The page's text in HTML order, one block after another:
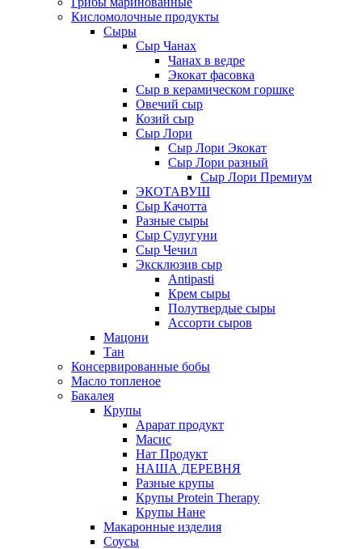
Кисломолочные продукты
Сыры
Сыр Чанах
Чанах в ведре
Экокат фасовка
Сыр в керамическом горшке
Овечий сыр
Козий сыр
Сыр Лори
Сыр Лори Экокат
Сыр Лори разный
Сыр Лори Премиум
ЭКОТАВУШ
Сыр Качотта
Разные сыры
Сыр Сулугуни
Сыр Чечил
Эксклюзив сыр
Antipasti
Крем сыры
Полутвердые сыры
Ассорти сыров
Мацони
Тан
Консервированные бобы
Масло топленое
Бакалея
Крупы
Арарат продукт
Масис
Нат Продукт
НАША ДЕРЕВНЯ
Разные крупы
Крупы Protein Therapy
Крупы Нане
Макаронные изделия
Соусы